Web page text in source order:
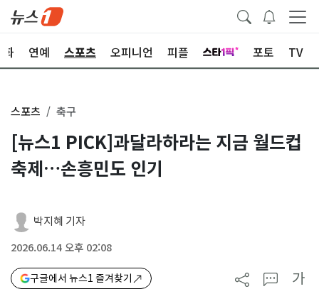
화 연예 스포츠 오피니언 피플 포토 TV
스포츠 축구
[뉴스1 PICK]과달라하라는 지금 월드컵
축제…손흥민도 인기
박지혜 기자
2026.06.14 오후 02:08
구글에서 뉴스1 즐겨찾기 가